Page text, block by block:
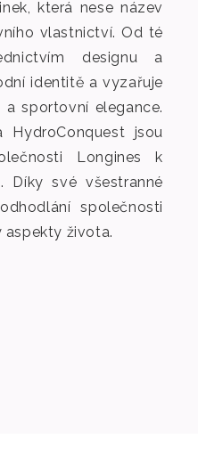
která nese název
vlastnictví. Od té
designu a
identitě a vyzařuje
a sportovní elegance.
jsou
Longines k
Díky své všestranné
společnosti
života.